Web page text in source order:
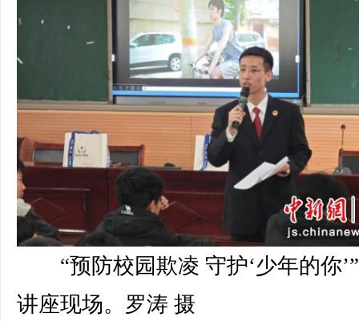
“预防校园欺凌 守护‘少年的你
讲座现场。罗涛 摄